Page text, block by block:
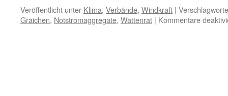
Veröffentlicht unter Klima, Verbände, Windkraft |
Graichen, Notstromaggregate, Wattenrat | Kommentare